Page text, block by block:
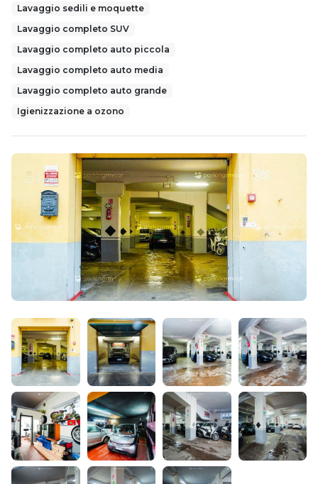
Lavaggio sedili e moquette
Lavaggio completo SUV
Lavaggio completo auto piccola
Lavaggio completo auto media
Lavaggio completo auto grande
Igienizzazione a ozono